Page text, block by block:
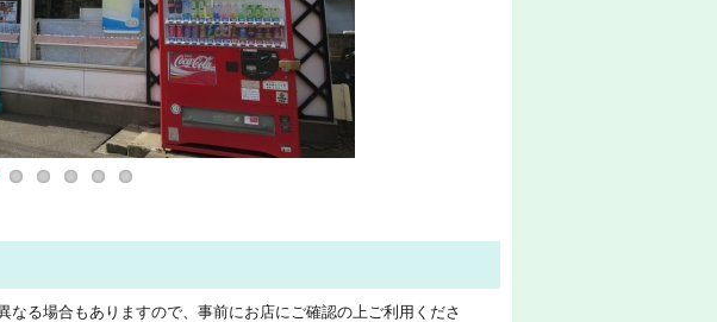
る場合もありますので、事前にお店にご確認の上ご利用くださ